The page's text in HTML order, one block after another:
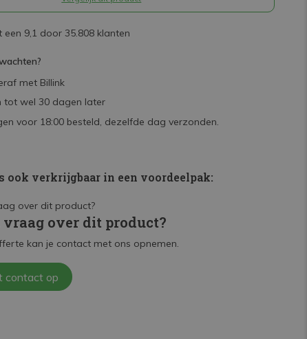
9,1 door 35.808 klanten
met Billink
tot wel 30 dagen later
voor 18:00 besteld, dezelfde dag verzonden.
ook verkrijgbaar in een voordeelpak:
vraag over dit product?
kan je contact met ons opnemen.
contact op